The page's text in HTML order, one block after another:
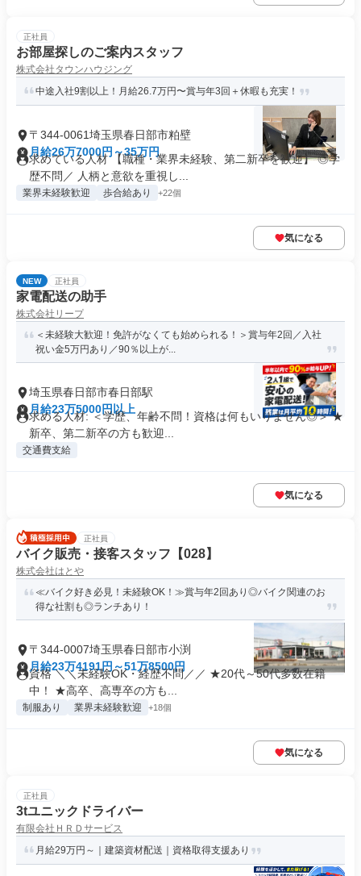
正社員
お部屋探しのご案内スタッフ
株式会社タウンハウジング
中途入社9割以上！月給26.7万円〜賞与年3回＋休暇も充実！
〒344-0061埼玉県春日部市粕壁
月給26万7000円～35万円
求めている人材 【職種・業界未経験、第二新卒を歓迎】 ◎学
歴不問／ 人柄と意欲を重視し...
業界未経験歓迎 歩合給あり +22個
気になる
NEW 正社員
家電配送の助手
株式会社リープ
＜未経験大歓迎！免許がなくても始められる！＞賞与年2回／入社
祝い金5万円あり／90％以上が...
埼玉県春日部市春日部駅
月給23万5000円以上
求める人材: ＜学歴、年齢不問！資格は何もいりません◎＞ ★
新卒、第二新卒の方も歓迎...
交通費支給
気になる
正社員
バイク販売・接客スタッフ【028】
株式会社はとや
≪バイク好き必見！未経験OK！≫賞与年2回あり◎バイク関連のお
得な社割も◎ランチあり！
〒344-0007埼玉県春日部市小渕
月給23万4191円～51万8500円
資格 ＼＼未経験OK・経歴不問／／ ★20代～50代多数在籍
中！ ★高卒、高専卒の方も...
制服あり 業界未経験歓迎 +18個
気になる
正社員
3tユニックドライバー
有限会社ＨＲＤサービス
月給29万円～｜建築資材配送｜資格取得支援あり